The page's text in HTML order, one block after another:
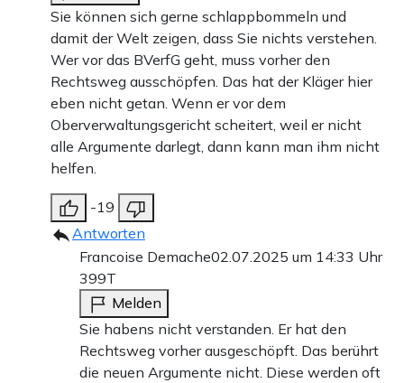
Sie können sich gerne schlappbommeln und
damit der Welt zeigen, dass Sie nichts verstehen.
Wer vor das BVerfG geht, muss vorher den
Rechtsweg ausschöpfen. Das hat der Kläger hier
eben nicht getan. Wenn er vor dem
Oberverwaltungsgericht scheitert, weil er nicht
alle Argumente darlegt, dann kann man ihm nicht
helfen.
-19
Antworten
Francoise Demache02.07.2025 um 14:33 Uhr
399T
Melden
Sie habens nicht verstanden. Er hat den
Rechtsweg vorher ausgeschöpft. Das berührt
die neuen Argumente nicht. Diese werden oft